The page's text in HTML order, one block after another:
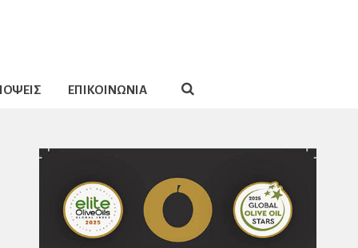
ΕΠΙΚΟΙΝΩΝΙΑ